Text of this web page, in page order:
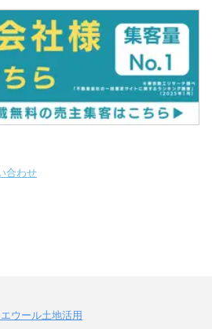
合わせ
ウール土地活用